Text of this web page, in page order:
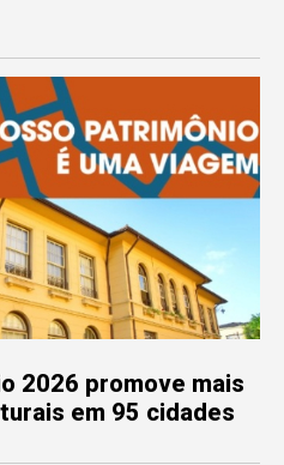
2026 promove mais
em 95 cidades